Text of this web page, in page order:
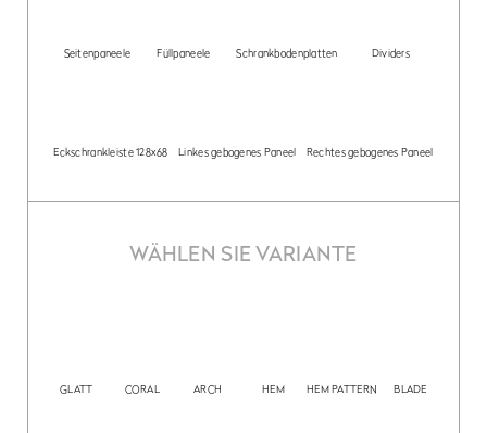
Seitenpaneele Füllpaneele Schrankbodenplatten Dividers
Eckschrankleiste 128x68 Linkes gebogenes Paneel Rechtes gebogenes Paneel
WÄHLEN SIE VARIANTE
GLATT CORAL ARCH HEM HEM PATTERN BLADE